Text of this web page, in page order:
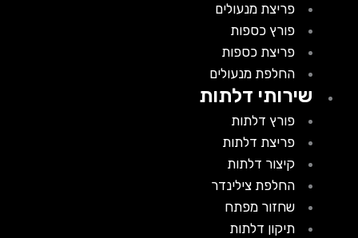
פריצת מנעולים
פורץ כספות
פריצת כספות
החלפת מנעולים
שירותי דלתות
פורץ דלתות
פריצת דלתות
קיצור דלתות
החלפת צילינדר
שחזור מפתח
תיקון דלתות